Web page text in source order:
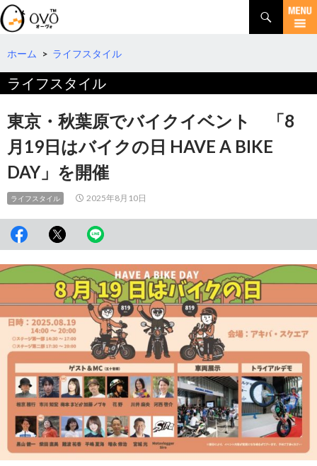
検
索
コ
テ
ツ
へ
移
動
ホーム > ライフスタイル
ライフスタイル
東京・秋葉原でバイクイベント 「8
月19日はバイクの日 HAVE A BIKE
DAY」を開催
ライフスタイル 2025年8月10日